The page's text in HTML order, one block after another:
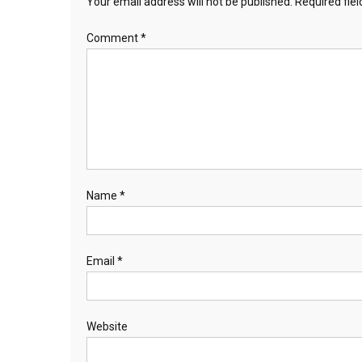
Comment*
Name *
Email *
Website